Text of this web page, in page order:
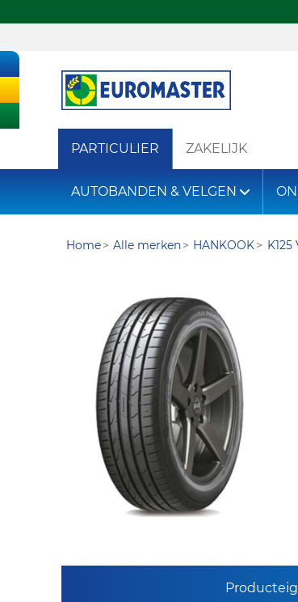
PARTICULIER ZAKELIJK
AUTOBANDEN & VELGEN
Home Alle merken HANKOOK K125